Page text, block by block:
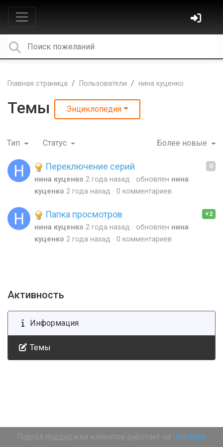
Главная страница Пользователи нина куценко
Темы Энциклопедия
Тип Статус Более новые
0
Переключение серий
нина куценко 2 года назад обновлен нина
куценко 2 года назад 0 комментариев
+2
Папка просмотров
нина куценко 2 года назад обновлен нина
куценко 2 года назад 0 комментариев
Активность
Информация
Темы
Портал поддержки клиентов работает на UserEcho